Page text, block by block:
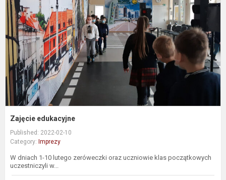
Zajęcie edukacyjne
Published: 2022-02-10
Category: Imprezy
W dniach 1-10 lutego zeróweczki oraz uczniowie klas początkowych
uczestniczyli w...